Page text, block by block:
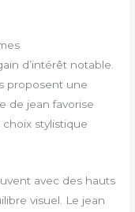
d’intérêt notable.
proposent une
de jean favorise
stylistique
avec des hauts
visuel. Le jean